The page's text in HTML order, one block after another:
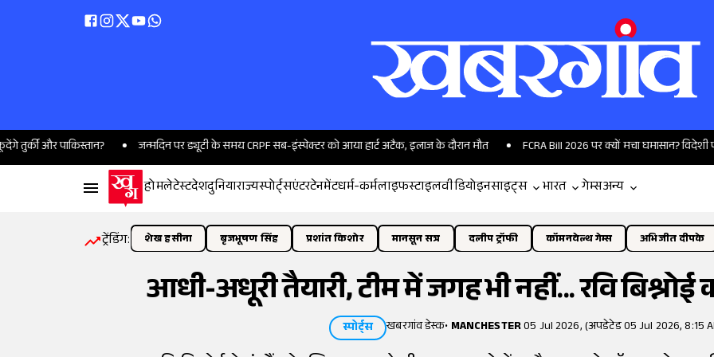
पाकिस्तान? जन्मदिन पर ड्यूटी के समय CRPF सब-इंस्पेक्टर को आया हार्ट अटैक, इलाज के दौरान मौत FCRA Bill 2026 पर क्यों मचा घमासान? विदेशी फंडिंग के
होमलेटेस्टदेशदुनियाराज्यस्पोर्ट्सएंटरटेनमेंटधर्म-कर्मलाइफस्टाइलवीडियोइनसाइट्स भारत गेम्सअन्य
ट्रेंडिंग: शेख हसीना बृजभूषण सिंह प्रशांत किशोर मानसून सत्र दलीप ट्रॉफी कॉमनवेल्थ गेम्स अभिजीत दीपके
आधी-अधूरी तैयारी, टीम में जगह भी नहीं... रवि
स्पोर्ट्स खबरगांव डेस्क• MANCHESTER05 Jul 2026, (अपडेटेड 05 Jul 2026, 8:15